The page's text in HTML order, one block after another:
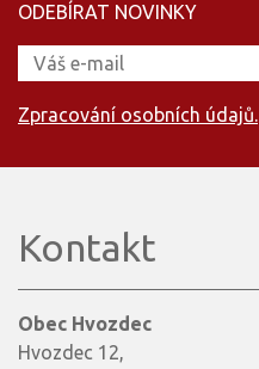
ODEBÍRAT NOVINKY
Zpracování osobních údajů.
Kontakt
Obec Hvozdec
Hvozdec 12,